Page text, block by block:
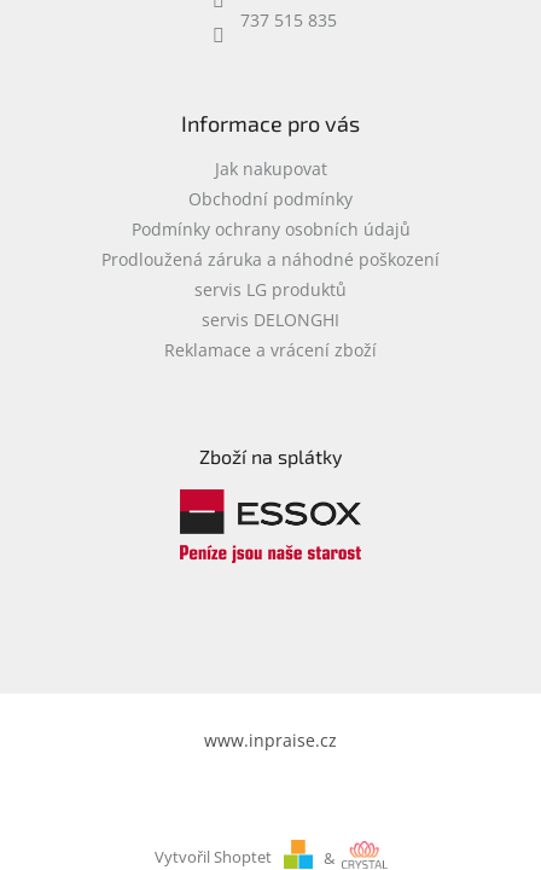
737 515 835
Informace pro vás
Jak nakupovat
Obchodní podmínky
Podmínky ochrany osobních údajů
Prodloužená záruka a náhodné poškození
servis LG produktů
servis DELONGHI
Reklamace a vrácení zboží
Zboží na splátky
www.inpraise.cz
Vytvořil Shoptet &